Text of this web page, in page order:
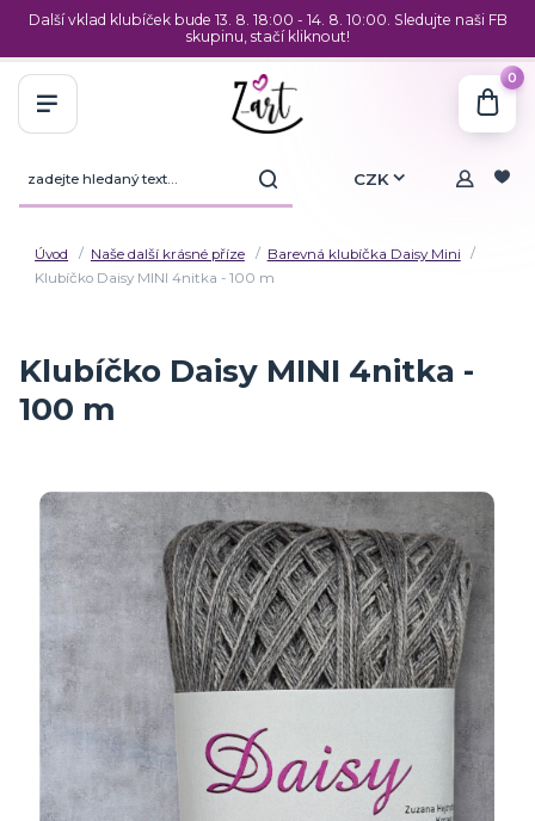
Další vklad klubíček bude 13. 8. 18:00 - 14. 8. 10:00. Sledujte naši FB
skupinu, stačí kliknout!
CZK
0
Úvod Naše další krásné příze
Barevná klubíčka Daisy Mini
Klubíčko Daisy MINI 4nitka - 100 m
Klubíčko Daisy MINI 4nitka -
100 m